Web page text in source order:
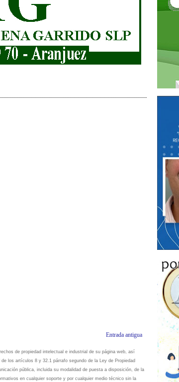
Entrada antigua
de propiedad intelectual e industrial de su página web, así
los artículos 8 y 32.1 párrafo segundo de la Ley de Propiedad
pública, incluida su modalidad de puesta a disposición, de la
en cualquier soporte y por cualquier medio técnico sin la